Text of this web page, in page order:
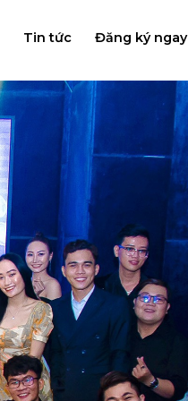
Tin tức Đăng ký ngay